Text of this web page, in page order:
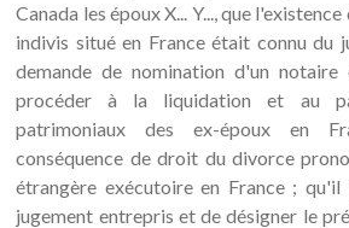
Canada les époux X... Y..., que
indivis situé en France était connu du
demande de nomination d'un
procéder à la liquidation et au
patrimoniaux des ex-époux en
conséquence de droit du divorce
étrangère exécutoire en France ;
jugement entrepris et de désigner le